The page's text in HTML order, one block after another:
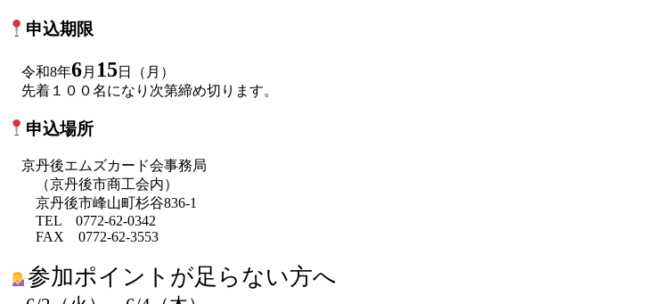
申込期限
令和8年6月 15日（月）
先着１００名になり次第締め切ります。
申込場所
京丹後エムズカード会事務局
（京丹後市商工会内）
京丹後市峰山町杉谷836-1
TEL 0772-62-0342
FAX 0772-62-3553
参加ポイントが足らない方へ